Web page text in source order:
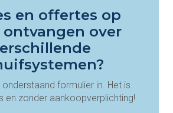
en offertes op
ontvangen over
onderstaand formulier in. Het is
en zonder aankoopverplichting!